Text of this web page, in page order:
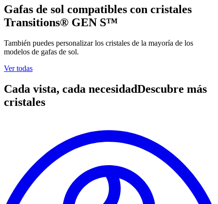
Gafas de sol compatibles con cristales
Transitions® GEN S™
También puedes personalizar los cristales de la mayoría de los
modelos de gafas de sol.
Ver todas
Cada vista, cada necesidadDescubre más
cristales